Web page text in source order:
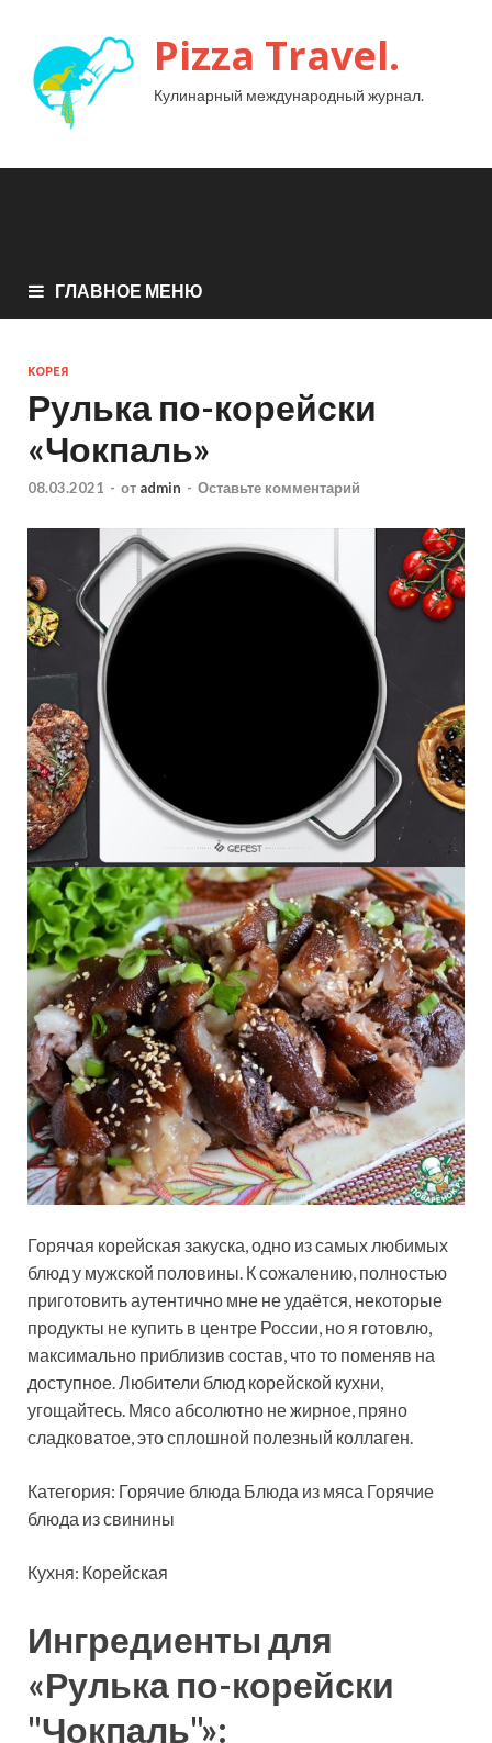
Pizza Travel.
Кулинарный международный журнал.
ГЛАВНОЕ МЕНЮ
КОРЕЯ
Рулька по-корейски
«Чокпаль»
08.03.2021 - от admin - Оставьте комментарий
Горячая корейская закуска, одно из самых любимых
блюд у мужской половины. К сожалению, полностью
приготовить аутентично мне не удаётся, некоторые
продукты не купить в центре России, но я готовлю,
максимально приблизив состав, что то поменяв на
доступное. Любители блюд корейской кухни,
угощайтесь. Мясо абсолютно не жирное, пряно
сладковатое, это сплошной полезный коллаген.
Категория: Горячие блюда Блюда из мяса Горячие
блюда из свинины
Кухня: Корейская
Ингредиенты для
«Рулька по-корейски
"Чокпаль"»: